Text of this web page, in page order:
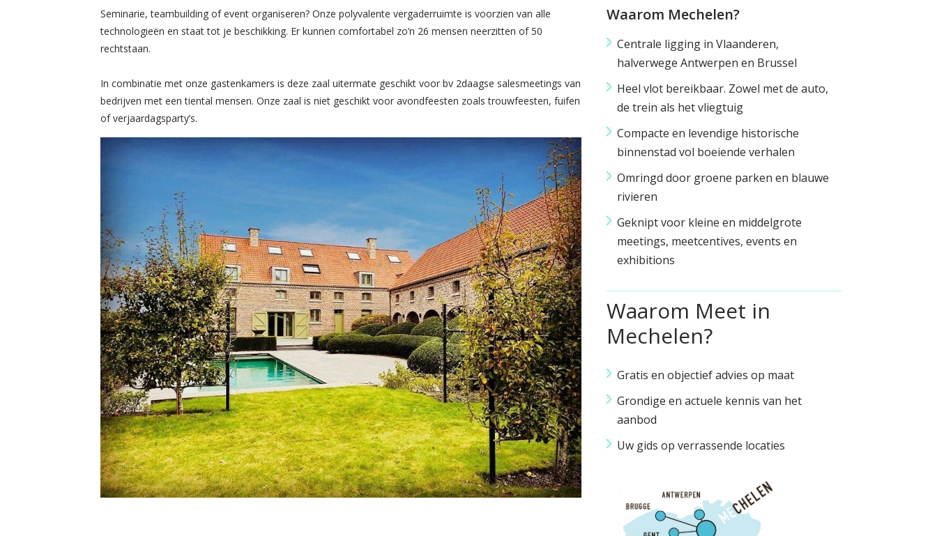
Seminarie, teambuilding of event organiseren? Onze polyvalente vergaderruimte is voorzien van alle
technologieën en staat tot je beschikking. Er kunnen comfortabel zo’n 26 mensen neerzitten of 50
rechtstaan.
In combinatie met onze gastenkamers is deze zaal uitermate geschikt voor bv 2daagse salesmeetings van
bedrijven met een tiental mensen. Onze zaal is niet geschikt voor avondfeesten zoals trouwfeesten, fuifen
of verjaardagsparty’s.
Waarom Mechelen?
Centrale ligging in Vlaanderen,
halverwege Antwerpen en Brussel
Heel vlot bereikbaar. Zowel met de auto,
de trein als het vliegtuig
Compacte en levendige historische
binnenstad vol boeiende verhalen
Omringd door groene parken en blauwe
rivieren
Geknipt voor kleine en middelgrote
meetings, meetcentives, events en
exhibitions
Waarom Meet in
Mechelen?
Gratis en objectief advies op maat
Grondige en actuele kennis van het
aanbod
Uw gids op verrassende locaties